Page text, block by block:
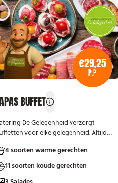
€29,25
P.P
BUFFET
De Gelegenheid verzorgt
voor elke gelegenheid. Altijd
4 soorten warme gerechten
11 soorten koude gerechten